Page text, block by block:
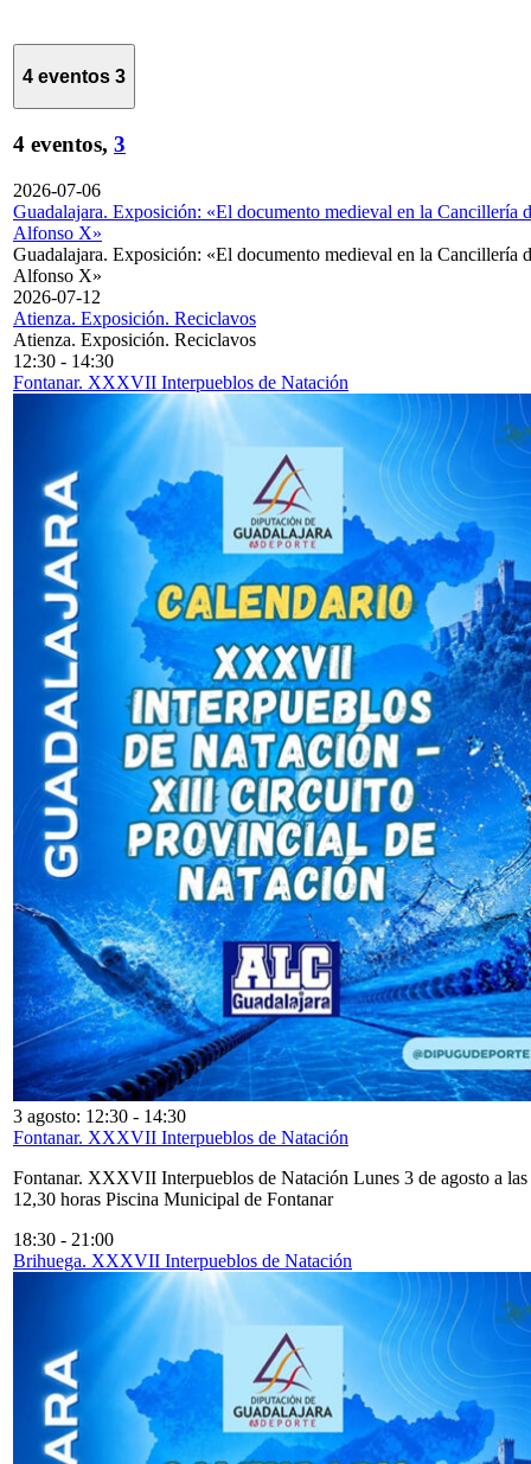
4 eventos 3
4 eventos, 3
2026-07-06
Guadalajara. Exposición: «El documento medieval en la Cancillería
Alfonso X»
Guadalajara. Exposición: «El documento medieval en la Cancillería
Alfonso X»
2026-07-12
Atienza. Exposición. Reciclavos
Atienza. Exposición. Reciclavos
12:30 - 14:30
Fontanar. XXXVII Interpueblos de Natación
3 agosto: 12:30 - 14:30
Fontanar. XXXVII Interpueblos de Natación
Fontanar. XXXVII Interpueblos de Natación Lunes 3 de agosto a las
12,30 horas Piscina Municipal de Fontanar
18:30 - 21:00
Brihuega. XXXVII Interpueblos de Natación